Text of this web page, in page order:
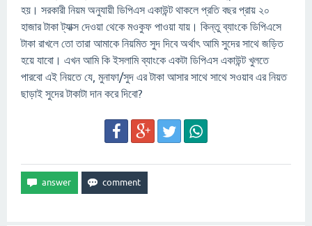
হয়। সরকারী নিয়ম অনুযায়ী ডিপিএস একাউন্ট থাকলে প্রতি বছর প্রায় ২০
হাজার টাকা ট্যাক্স দেওয়া থেকে মওকুফ পাওয়া যায়। কিন্তু ব্যাংকে ডিপিএসে
টাকা রাখলে তো তারা আমাকে নিয়মিত সুদ দিবে অর্থাৎ আমি সুদের সাথে জড়িত
হয়ে যাবো। এখন আমি কি ইসলামি ব্যাংকে একটা ডিপিএস একাউন্ট খুলতে
পারবো এই নিয়তে যে, মুনাফা/সুদ এর টাকা আসার সাথে সাথে সওয়াব এর নিয়ত
ছাড়াই সুদের টাকাটা দান করে দিবো?